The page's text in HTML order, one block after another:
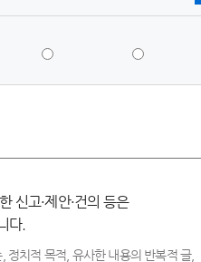
신고·제안·건의 등은
다.
정치적 목적, 유사한 내용의 반복적 글,